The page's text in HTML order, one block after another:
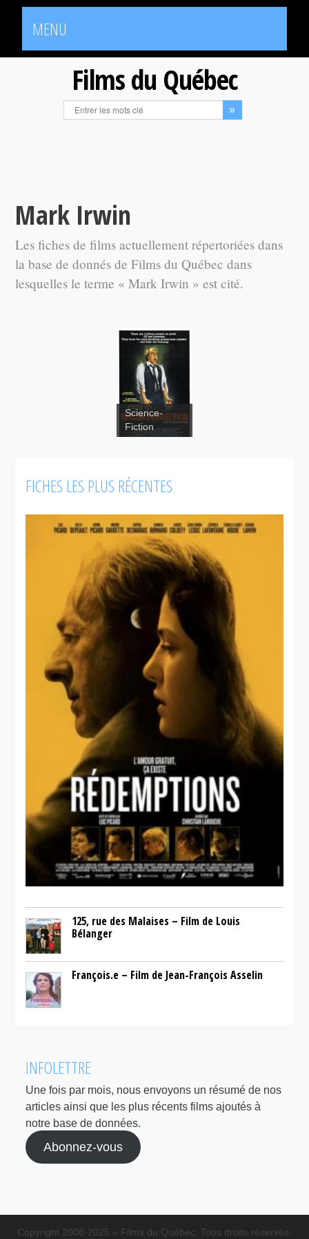
MENU
Films du Québec
Mark Irwin
Les fiches de films actuellement répertoriées dans
la base de donnés de Films du Québec dans
lesquelles le terme « Mark Irwin » est cité.
Scanners
Science-
Fiction
FICHES LES PLUS RÉCENTES
125, rue des Malaises – Film de Louis
Bélanger
François.e – Film de Jean-François Asselin
INFOLETTRE
Une fois par mois, nous envoyons un résumé de nos
articles ainsi que les plus récents films ajoutés à
notre base de données.
Abonnez-vous
Copyright 2008-2025 – Films du Québec. Tous droits réservés.